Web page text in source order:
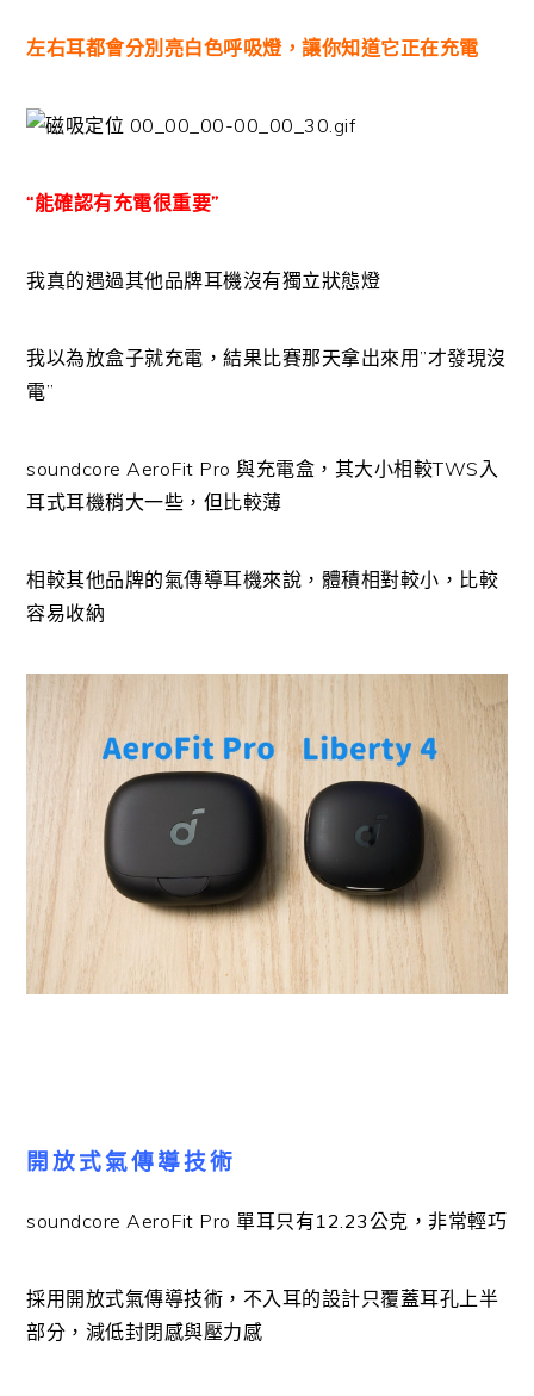
左右耳都會分別亮白色呼吸燈，讓你知道它正在充電
“能確認有充電很重要”
我真的遇過其他品牌耳機沒有獨立狀態燈
我以為放盒子就充電，結果比賽那天拿出來用”才發現沒
電”
soundcore AeroFit Pro 與充電盒，其大小相較TWS入
耳式耳機稍大一些，但比較薄
相較其他品牌的氣傳導耳機來說，體積相對較小，比較
容易收納
開放式氣傳導技術
soundcore AeroFit Pro 單耳只有12.23公克，非常輕巧
採用開放式氣傳導技術，不入耳的設計只覆蓋耳孔上半
部分，減低封閉感與壓力感